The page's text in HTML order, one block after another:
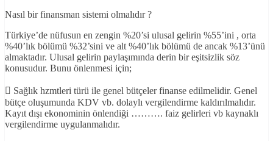
Nasıl bir finansman sistemi olmalıdır ?
Türkiye’de nüfusun en zengin %20’si ulusal gelirin %55’ini , orta
%40’lık bölümü %32’sini ve alt %40’lık bölümü de ancak %13’ünü
almaktadır. Ulusal gelirin paylaşımında derin bir eşitsizlik söz
konusudur. Bunu önlenmesi için;
 Sağlık hzmtleri türü ile genel bütçeler finanse edilmelidir. Genel
bütçe oluşumunda KDV vb. dolaylı vergilendirme kaldırılmalıdır.
Kayıt dışı ekonominin önlendiği ………. faiz gelirleri vb kaynaklı
vergilendirme uygulanmalıdır.